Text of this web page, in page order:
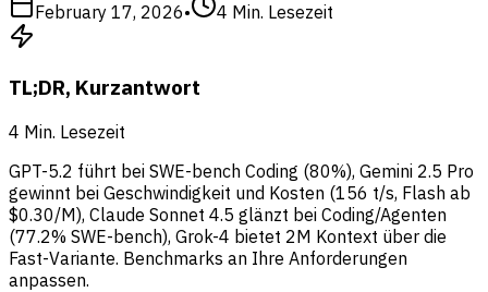
February 17, 2026• 4 Min. Lesezeit
TL;DR, Kurzantwort
4 Min. Lesezeit
GPT-5.2 führt bei SWE-bench Coding (80%), Gemini 2.5 Pro
gewinnt bei Geschwindigkeit und Kosten (156 t/s, Flash ab
$0.30/M), Claude Sonnet 4.5 glänzt bei Coding/Agenten
(77.2% SWE-bench), Grok-4 bietet 2M Kontext über die
Fast-Variante. Benchmarks an Ihre Anforderungen
anpassen.